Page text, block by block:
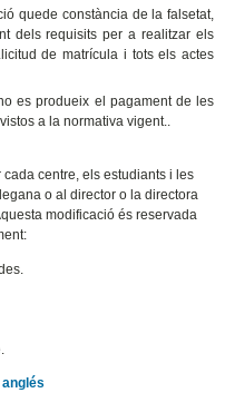
quede constància de la falsetat,
dels requisits per a realitzar els
de matrícula i tots els actes
es produeix el pagament de les
a la normativa vigent..
centre, els estudiants i les
o al director o la directora
modificació és reservada